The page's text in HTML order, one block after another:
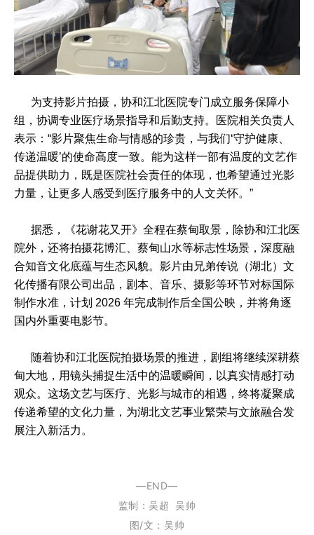
为支持影片拍摄，协和江北医院专门成立服务保障小
组，协调专业医疗场景指导和后勤支持。医院相关负责人
表示：“影片聚焦生命与情感的珍贵，与我们‘守护健康、
传递温暖’的使命高度一致。能为这样一部有温度的文艺作
品提供助力，既是医院社会责任的体现，也希望通过光影
力量，让更多人感受到医疗服务中的人文关怀。”
据悉，《花谢花又开》全程在蔡甸取景，除协和江北医
院外，还将拍摄花博汇、蔡甸山水等标志性场景，深度融
合知音文化底蕴与生态风貌。影片由兄弟传说（湖北）文
化传播有限公司出品，剧本、音乐、摄影等环节对标国际
制作水准，计划 2026 年完成制作后全国公映，并将角逐
国内外重要电影节。
随着协和江北医院拍摄场景的推进，剧组将继续深耕蔡
甸大地，用镜头捕捉生活中的温暖瞬间，以真实情感打动
观众。这场文艺与医疗、光影与城市的相遇，终将凝聚成
传递希望的文化力量，为湖北文艺事业繁荣与文旅融合发
展注入新活力。
—END—
监制： 吴超
吴帅
图/文：吴帅